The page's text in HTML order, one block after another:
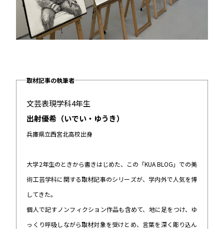
取材記事の執筆者
文芸表現学科4年生
出射優希（いでい・ゆうき）
兵庫県立西宮北高校出身
大学2年生のときから書きはじめた、この「KUA BLOG」での美
術工芸学科に関する取材記事のシリーズが、学内外で人気を博
してきた。
個人で記すノンフィクション作品も含めて、地に足をつけ、ゆ
っくり呼吸しながら取材対象を受けとめ、言葉を深く彫り込ん